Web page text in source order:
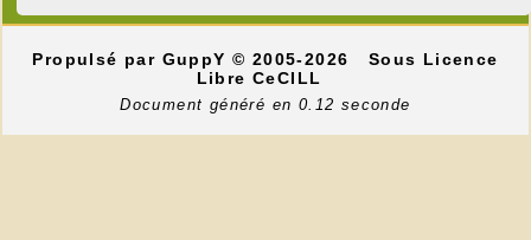
Propulsé par GuppY© 2005-2026
Sous Licence
Libre CeCILL
Document généré en 0.12 seconde